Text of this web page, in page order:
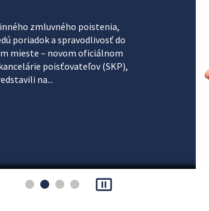
zmluvného poistenia,
poriadok a spravodlivosť do
mieste – novom oficiálnom
poisťovateľov (SKP),
na...
pause_presentation